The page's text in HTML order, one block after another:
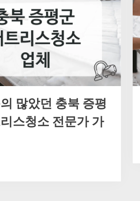
많았던 충북 증평
스청소 전문가 가